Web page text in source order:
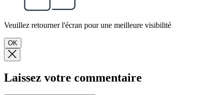
Veuillez retourner l'écran pour une meilleure visibilité
OK
Laissez votre commentaire